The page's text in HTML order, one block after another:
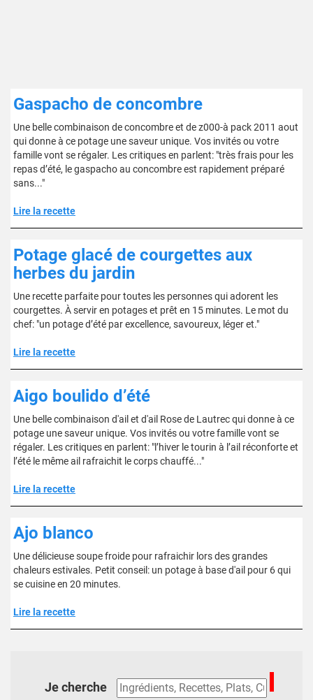
Gaspacho de concombre
Une belle combinaison de concombre et de z000-à pack 2011 aout
qui donne à ce potage une saveur unique. Vos invités ou votre
famille vont se régaler. Les critiques en parlent: "très frais pour les
repas d’été, le gaspacho au concombre est rapidement préparé
sans..."
Lire la recette
Potage glacé de courgettes aux
herbes du jardin
Une recette parfaite pour toutes les personnes qui adorent les
courgettes. À servir en potages et prêt en 15 minutes. Le mot du
chef: "un potage d’été par excellence, savoureux, léger et."
Lire la recette
Aigo boulido d’été
Une belle combinaison d'ail et d'ail Rose de Lautrec qui donne à ce
potage une saveur unique. Vos invités ou votre famille vont se
régaler. Les critiques en parlent: "l’hiver le tourin à l’ail réconforte et
l’été le même ail rafraichit le corps chauffé..."
Lire la recette
Ajo blanco
Une délicieuse soupe froide pour rafraichir lors des grandes
chaleurs estivales. Petit conseil: un potage à base d'ail pour 6 qui
se cuisine en 20 minutes.
Lire la recette
Je cherche